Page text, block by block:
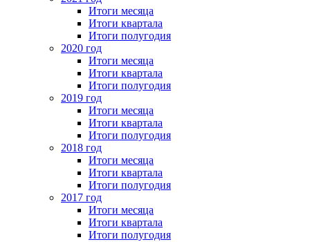
Итоги месяца
Итоги квартала
Итоги полугодия
2020 год
Итоги месяца
Итоги квартала
Итоги полугодия
2019 год
Итоги месяца
Итоги квартала
Итоги полугодия
2018 год
Итоги месяца
Итоги квартала
Итоги полугодия
2017 год
Итоги месяца
Итоги квартала
Итоги полугодия